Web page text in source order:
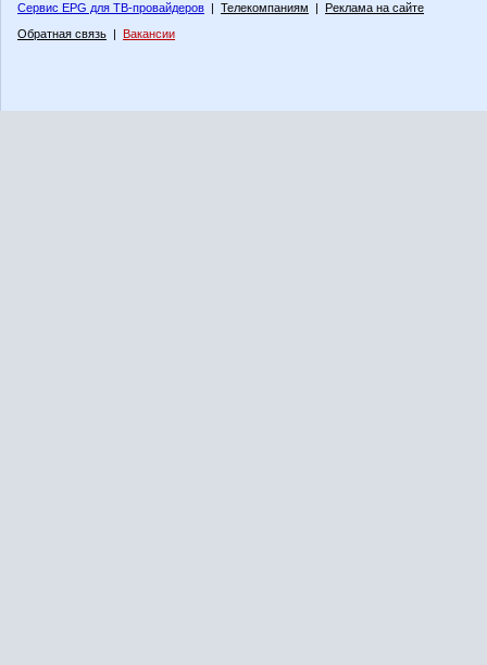
Сервис EPG для ТВ-провайдеров | Телекомпаниям | Реклама на сайте
Обратная связь | Вакансии